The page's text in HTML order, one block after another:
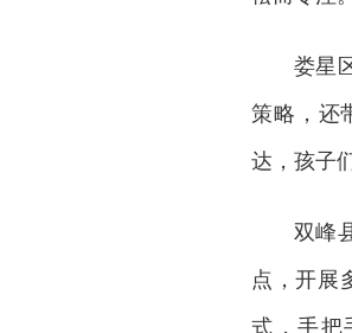
娄星
策略，还
达，孩子
双峰
点，开展
式，手把